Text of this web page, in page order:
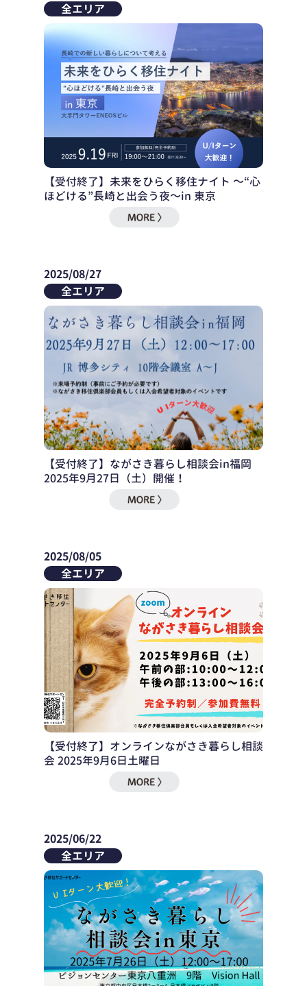
全エリア
【受付終了】未来をひらく移住ナイト ～“心
ほどける”長崎と出会う夜～in 東京
2025/08/27
全エリア
【受付終了】ながさき暮らし相談会in福岡
2025年9月27日（土）開催！
2025/08/05
全エリア
【受付終了】オンラインながさき暮らし相談
会 2025年9月6日土曜日
2025/06/22
全エリア